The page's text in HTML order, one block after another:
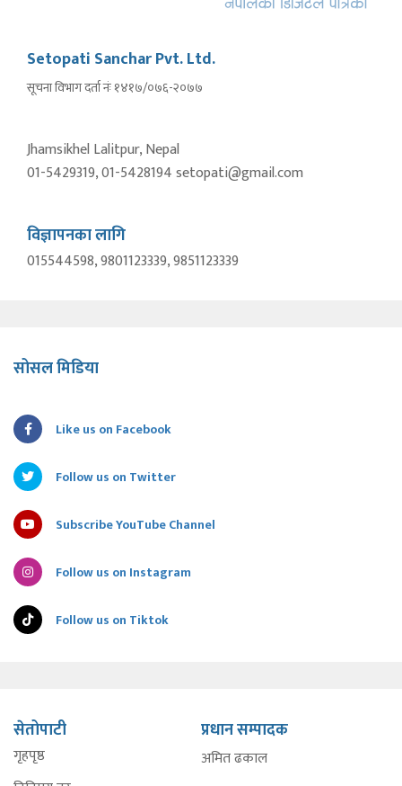
Setopati Sanchar Pvt. Ltd.
सूचना विभाग दर्ता नंः १४१७/०७६-२०७७
Jhamsikhel Lalitpur, Nepal
01-5429319, 01-5428194 setopati@gmail.com
विज्ञापनका लागि
015544598, 9801123339, 9851123339
सोसल मिडिया
Like us on Facebook
Follow us on Twitter
Subscribe YouTube Channel
Follow us on Instagram
Follow us on Tiktok
सेतोपाटी
गृहपृष्ठ
प्रधान सम्पादक
अमित ढकाल